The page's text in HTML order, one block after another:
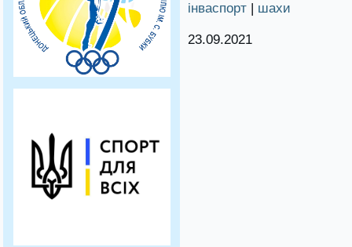
інваспорт | шахи
23.09.2021